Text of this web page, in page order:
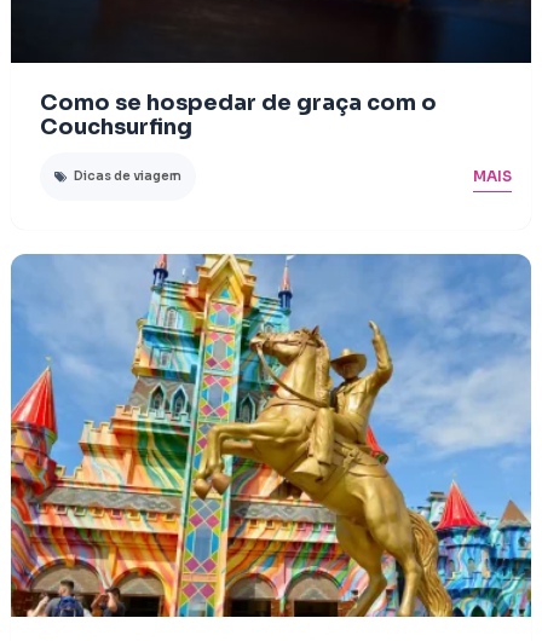
Como se hospedar de graça com o
Couchsurfing
Dicas de viagem MAIS